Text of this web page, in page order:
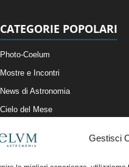
Gestisci
CATEGORIE POPOLARI
Photo-Coelum
Mostre e Incontri
News di Astronomia
Cielo del Mese
Articoli e Risorse On-Line
Il Blog della Redazione